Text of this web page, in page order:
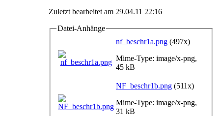
Zuletzt bearbeitet am 29.04.11 22:16
Datei-Anhänge
nf_beschr1a.png (497x)
Mime-Type: image/x-png,
45 kB
NF_beschr1b.png (511x)
Mime-Type: image/x-png,
31 kB